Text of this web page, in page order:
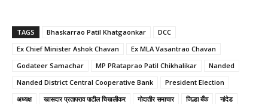
TAGS Bhaskarrao Patil Khatgaonkar
DCC
Ex Chief Minister Ashok Chavan
Ex MLA Vasantrao Chavan
Godateer Samachar
MP PRataprao Patil Chikhalikar
Nanded
Nanded District Central Cooperative Bank
President Election
अध्यक्ष
खासदार प्रतापराव पाटील चिखलीकर गोदातीर समाचार जिल्हा बँक
नांदेड